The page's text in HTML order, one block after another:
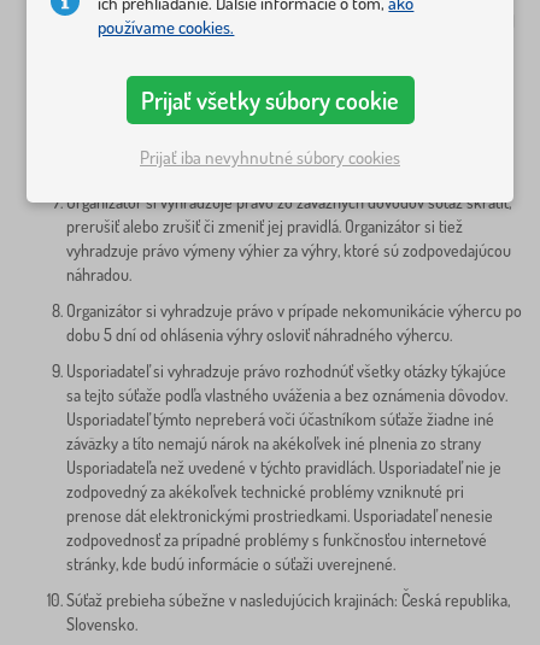
V prípade výhry, bude súťažiaci kontaktovaný na email, ktorý zadával
V prípade, že žiadny zo súťažiacich neodpovie na súťažnú otázku
správne, vyhráva súťažiaci s najbližším tipom.
vyhráva súťažiaci, ktorý odpovedal skôr.
Organizátor si vyhradzuje právo zo závažných dôvodov súťaž skrátiť,
prerušiť alebo zrušiť či zmeniť jej pravidlá. Organizátor si tiež
vyhradzuje právo výmeny výhier za výhry, ktoré sú zodpovedajúcou
náhradou.
Organizátor si vyhradzuje právo v prípade nekomunikácie výhercu po
dobu 5 dní od ohlásenia výhry osloviť náhradného výhercu.
Usporiadateľ si vyhradzuje právo rozhodnúť všetky otázky týkajúce
sa tejto súťaže podľa vlastného uváženia a bez oznámenia dôvodov.
Usporiadateľ týmto nepreberá voči účastníkom súťaže žiadne iné
záväzky a títo nemajú nárok na akékoľvek iné plnenia zo strany
Usporiadateľa než uvedené v týchto pravidlách. Usporiadateľ nie je
zodpovedný za akékoľvek technické problémy vzniknuté pri
prenose dát elektronickými prostriedkami. Usporiadateľ nenesie
zodpovednosť za prípadné problémy s funkčnosťou internetové
stránky, kde budú informácie o súťaži uverejnené.
Súťaž prebieha súbežne v nasledujúcich krajinách: Česká republika,
Slovensko.
používame cookies.
Prijať všetky súbory cookie
Prijať iba nevyhnutné súbory cookies